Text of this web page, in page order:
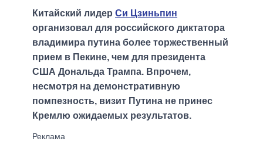
Китайский лидер Си Цзиньпин
организовал для российского диктатора
владимира путина более торжественный
прием в Пекине, чем для президента
США Дональда Трампа. Впрочем,
несмотря на демонстративную
помпезность, визит Путина не принес
Кремлю ожидаемых результатов.